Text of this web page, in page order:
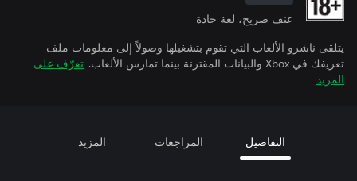
عنف صريح، لغة حادة
يتلقى ناشرو الألعاب التي تقوم بتشغيلها وصولاً إلى معلومات ملف
تعريفك في Xbox والبيانات المقترنة بينما تمارس الألعاب.
تعرّف على
المزيد
التفاصيل المراجعات المزيد